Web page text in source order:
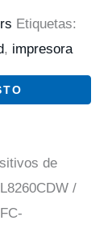
Etiquetas:
, impresora
de
/